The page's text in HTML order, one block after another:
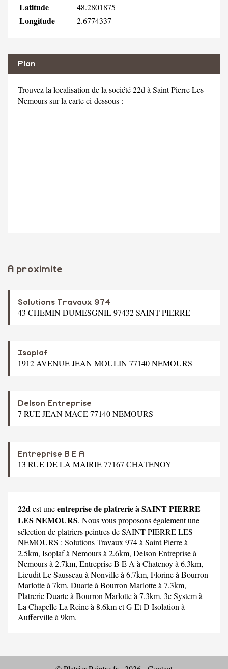
Latitude 48.2801875
Longitude 2.6774337
Plan
Trouvez la localisation de la société 22d à Saint Pierre Les
Nemours sur la carte ci-dessous :
A proximite
Solutions Travaux 974
43 CHEMIN DUMESGNIL 97432 SAINT PIERRE
Isoplaf
1912 AVENUE JEAN MOULIN 77140 NEMOURS
Delson Entreprise
7 RUE JEAN MACE 77140 NEMOURS
Entreprise B E A
13 RUE DE LA MAIRIE 77167 CHATENOY
22dest uneentreprise de platrerie à SAINT PIERRE
LES NEMOURS. Nous vous proposons également une
sélection de platriers peintres de SAINT PIERRE LES
NEMOURS : Solutions Travaux 974à Saint Pierre à
2.5km, Isoplafà Nemours à 2.6km, Delson Entrepriseà
Nemours à 2.7km, Entreprise B E A à Chatenoy à 6.3km,
Lieudit Le Sausseau à Nonville à 6.7km, Florineà Bourron
Marlotte à 7km, Duarteà Bourron Marlotte à 7.3km,
Platrerie Duarteà Bourron Marlotte à 7.3km, 3c Systemà
La Chapelle La Reine à 8.6km etG Et D Isolation à
Aufferville à 9km.